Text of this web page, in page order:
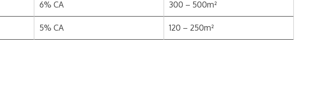
6% CA 300 – 500m²
5% CA 120 – 250m²